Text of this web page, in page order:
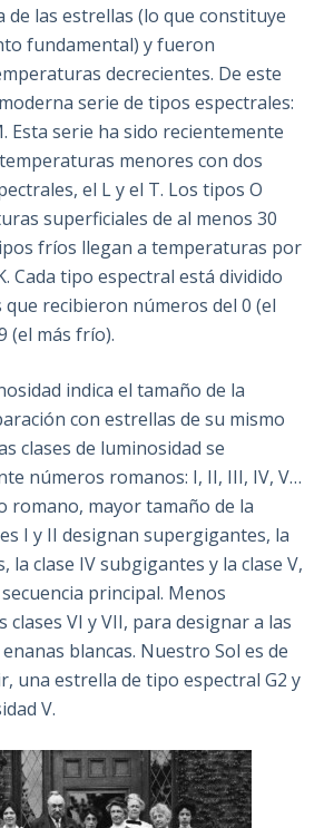
las estrellas (lo que constituye
fundamental) y fueron
decrecientes. De este
serie de tipos espectrales:
Esta serie ha sido recientemente
menores con dos
el L y el T. Los tipos O
superficiales de al menos 30
fríos llegan a temperaturas por
Cada tipo espectral está dividido
recibieron números del 0 (el
(el más frío).
indica el tamaño de la
con estrellas de su mismo
clases de luminosidad se
números romanos: I, II, III, IV, V…
romano, mayor tamaño de la
I y II designan supergigantes, la
la clase IV subgigantes y la clase V,
principal. Menos
clases VI y VII, para designar a las
blancas. Nuestro Sol es de
una estrella de tipo espectral G2 y
V.